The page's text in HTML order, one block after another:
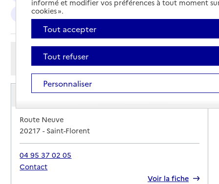
L'Île-Rousse : 2
Mode liste
Mode carte
Service autonomie à domicile (aide)
Adresse
Route Neuve
20217-Saint-Florent
04 95 37 02 05
Contact
Voir la fiche
informé et modifier vos préférences à tout moment
cookies ».
Tout accepter
Tout refuser
Personnaliser